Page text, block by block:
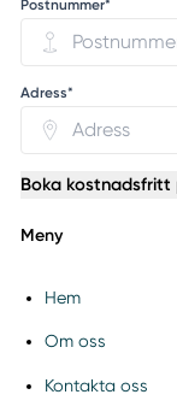
Postnummer*
Adress*
Boka kostnadsfritt
Meny
Hem
Om oss
Kontakta oss